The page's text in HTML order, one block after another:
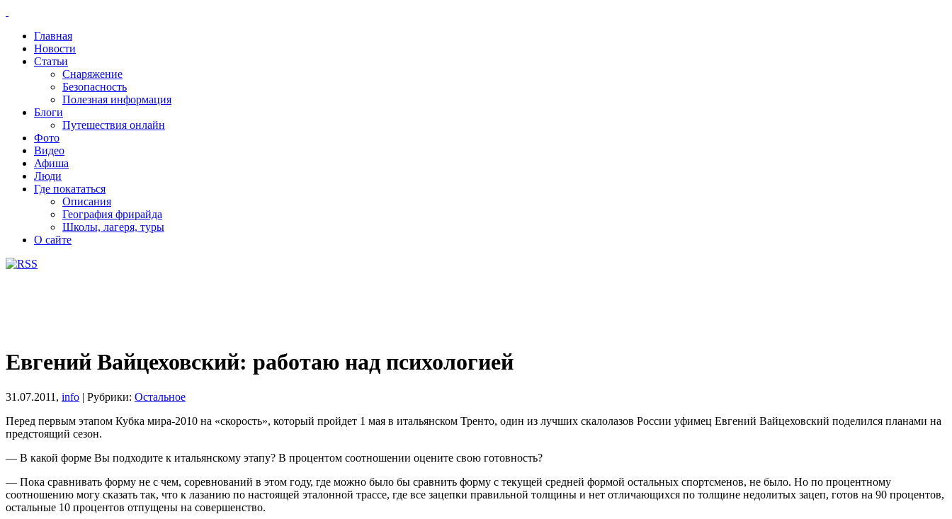
Главная
Новости
Статьи
Снаряжение
Безопасность
Полезная информация
Блоги
Путешествия онлайн
Фото
Видео
Афиша
Люди
Где покататься
Описания
География фрирайда
Школы, лагеря, туры
О сайте
Евгений Вайцеховский: работаю над психологией
31.07.2011, info | Рубрики: Остальное
Перед первым этапом Кубка мира-2010 на «скорость», который пройдет 1 мая в итальянском Тренто, один из лучших скалолазов России уфимец Евгений Вайцеховский поделился планами на
предстоящий сезон.
— В какой форме Вы подходите к итальянскому этапу? В процентом соотношении оцените свою готовность?
— Пока сравнивать форму не с чем, соревнований в этом году, где можно было бы сравнить форму с текущей средней формой остальных спортсменов, не было. Но по процентному
соотношению могу сказать так, что к лазанию по настоящей эталонной трассе, где все зацепки правильной толщины и нет отличающихся по толщине недолитых зацеп, готов на 90 процентов,
остальные 10 процентов отпущены на совершенство.